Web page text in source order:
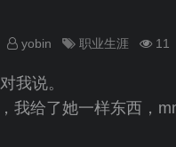
yobin 职业生涯 11
我说。
我给了她一样东西，